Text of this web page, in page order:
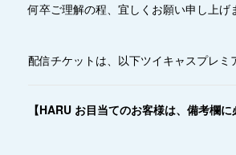
何卒ご理解の程、宜しくお願い申し上げ
配信チケットは、以下ツイキャスプレミ
【HARU お目当てのお客様は、備考欄